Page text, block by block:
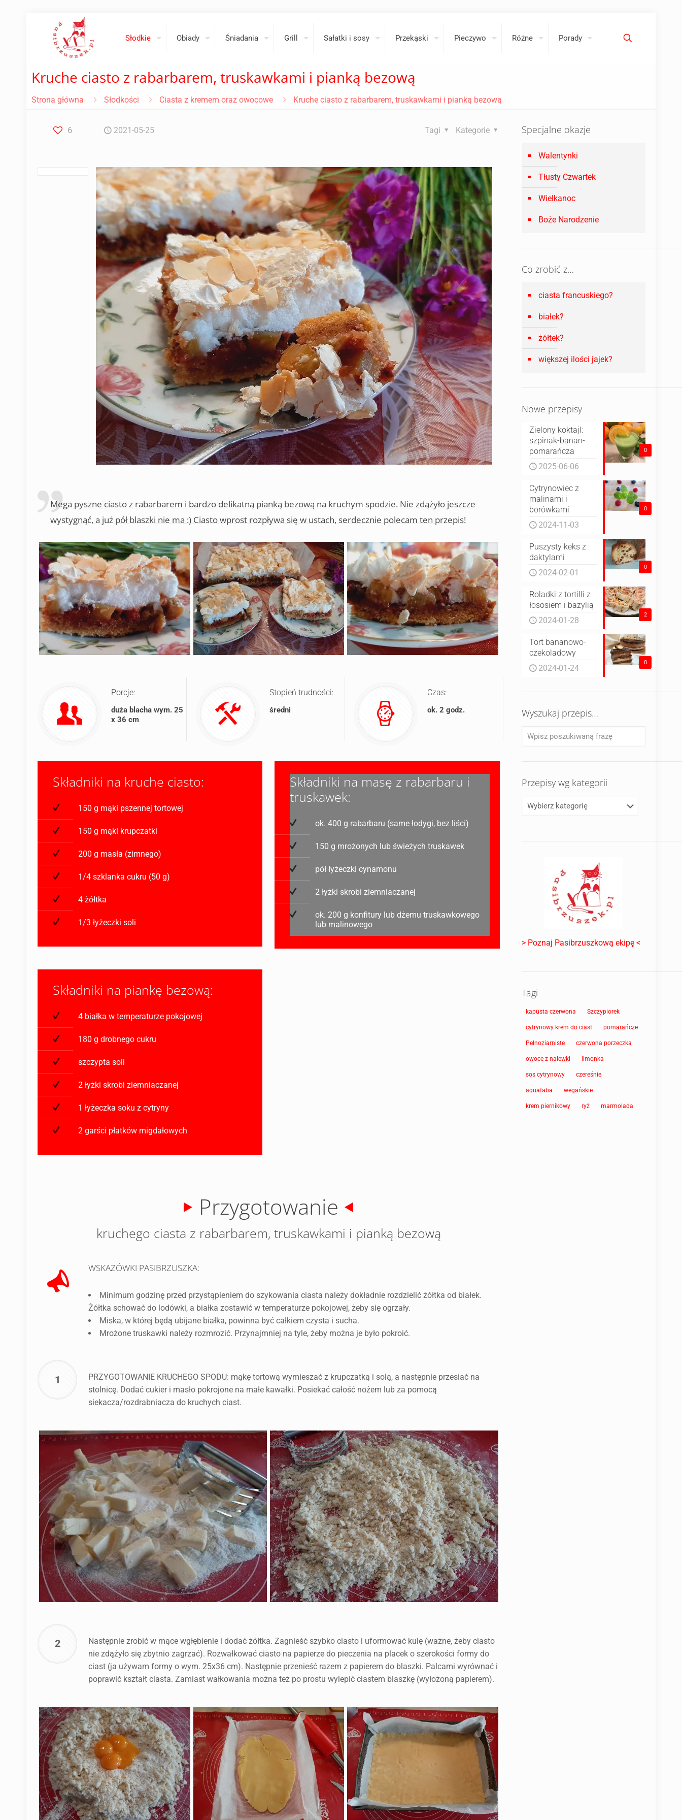
Słodkie Obiady Śniadania Grill Sałatki i sosy Przekąski Pieczywo Różne Porady
Kruche ciasto z rabarbarem, truskawkami i pianką bezową
Strona główna Słodkości Ciasta z kremem oraz owocowe Kruche ciasto z rabarbarem, truskawkami i pianką bezową
6 2021-05-25 Kategorie
Tagi
Mega pyszne ciasto z rabarbarem i bardzo delikatną pianką bezową na kruchym spodzie. Nie zdążyło jeszcze
wystygnąć, a już pół blaszki nie ma :) Ciasto wprost rozpływa się w ustach, serdecznie polecam ten przepis!
Porcje:
duża blacha wym. 25
x 36 cm
Stopień trudności:
średni
Czas:
ok. 2 godz.
Składniki na kruche ciasto:
150 g mąki pszennej tortowej
150 g mąki krupczatki
200 g masła (zimnego)
1/4 szklanka cukru (50 g)
4 żółtka
1/3 łyżeczki soli
Składniki na masę z rabarbaru i
truskawek:
ok. 400 g rabarbaru (same łodygi, bez liści)
150 g mrożonych lub świeżych truskawek
pół łyżeczki cynamonu
2 łyżki skrobi ziemniaczanej
ok. 200 g konfitury lub dżemu truskawkowego
lub malinowego
Składniki na piankę bezową:
4 białka w temperaturze pokojowej
180 g drobnego cukru
szczypta soli
2 łyżki skrobi ziemniaczanej
1 łyżeczka soku z cytryny
2 garści płatków migdałowych
Przygotowanie
kruchego ciasta z rabarbarem, truskawkami i pianką bezową
WSKAZÓWKI PASIBRZUSZKA:
Minimum godzinę przed przystąpieniem do szykowania ciasta należy dokładnie rozdzielić żółtka od białek.
Żółtka schować do lodówki, a białka zostawić w temperaturze pokojowej, żeby się ogrzały.
Miska, w której będą ubijane białka, powinna być całkiem czysta i sucha.
Mrożone truskawki należy rozmrozić. Przynajmniej na tyle, żeby można je było pokroić.
1
PRZYGOTOWANIE KRUCHEGO SPODU: mąkę tortową wymieszać z krupczatką i solą, a następnie przesiać na
stolnicę. Dodać cukier i masło pokrojone na małe kawałki. Posiekać całość nożem lub za pomocą
siekacza/rozdrabniacza do kruchych ciast.
2
Następnie zrobić w mące wgłębienie i dodać żółtka. Zagnieść szybko ciasto i uformować kulę (ważne, żeby ciasto
nie zdążyło się zbytnio zagrzać). Rozwałkować ciasto na papierze do pieczenia na placek o szerokości formy do
ciast (ja używam formy o wym. 25x36 cm). Następnie przenieść razem z papierem do blaszki. Palcami wyrównać i
poprawić kształt ciasta. Zamiast wałkowania można też po prostu wylepić ciastem blaszkę (wyłożoną papierem).
Specjalne okazje
Walentynki
Tłusty Czwartek
Wielkanoc
Boże Narodzenie
Co zrobić z…
ciasta francuskiego?
białek?
żółtek?
większej ilości jajek?
Nowe przepisy
0
Zielony koktajl:
szpinak-banan-
pomarańcza
2025-06-06
0
Cytrynowiec z
malinami i
borówkami
2024-11-03
0
Puszysty keks z
daktylami
2024-02-01
2
Roladki z tortilli z
łososiem i bazylią
2024-01-28
8
Tort bananowo-
czekoladowy
2024-01-24
Wyszukaj przepis…
Przepisy wg kategorii
> Poznaj Pasibrzuszkową ekipę <
Tagi
kapusta czerwona Szczypiorek
cytrynowy krem do ciast pomarańcze
Pełnoziarniste czerwona porzeczka
owoce z nalewki limonka
sos cytrynowy czereśnie
aquafaba wegańskie
krem piernikowy ryż marmolada